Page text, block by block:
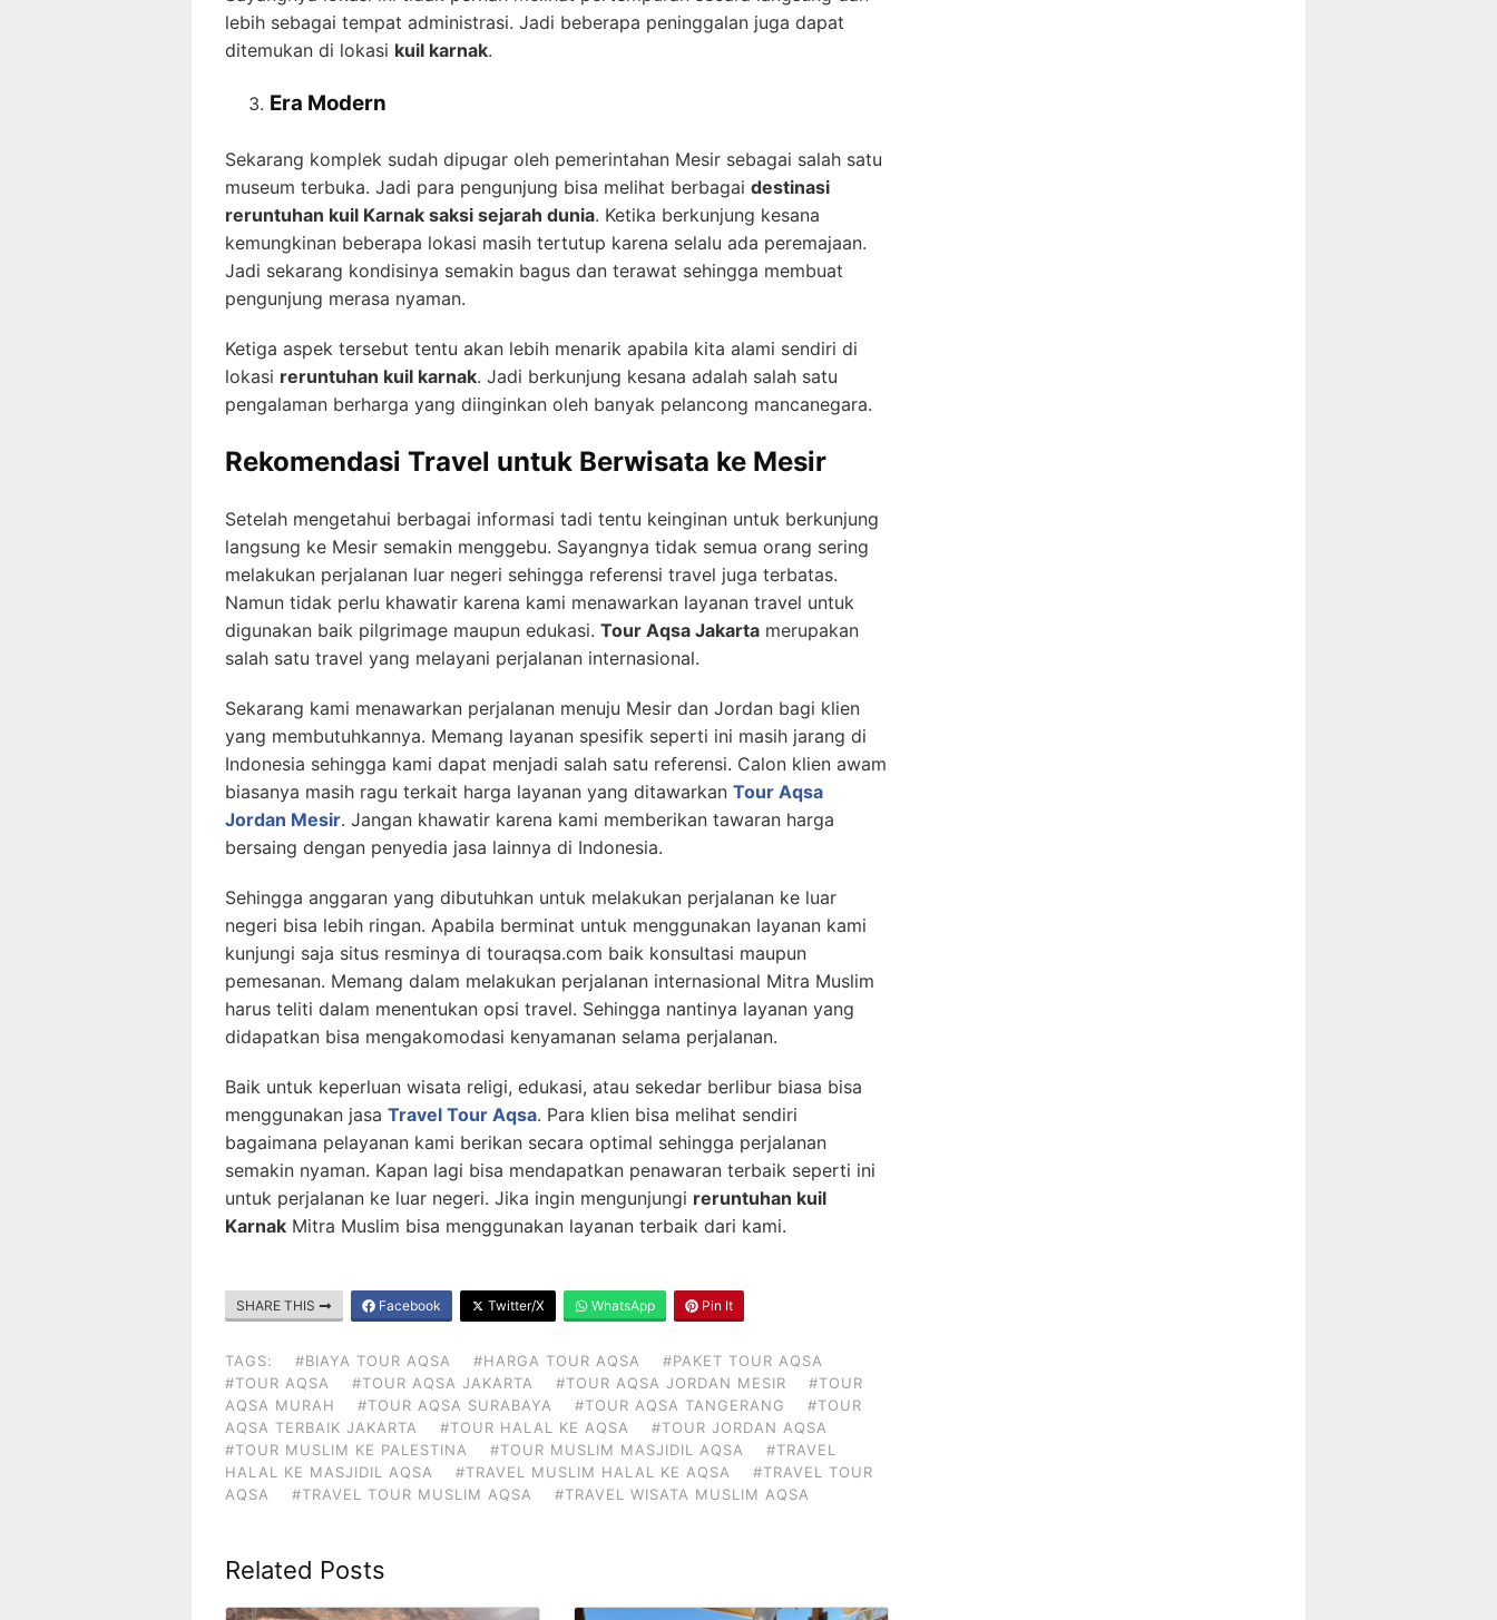
lebih sebagai tempat administrasi. Jadi beberapa peninggalan juga dapat
ditemukan di lokasi kuil karnak.
Era Modern
Sekarang komplek sudah dipugar oleh pemerintahan Mesir sebagai salah satu
museum terbuka. Jadi para pengunjung bisa melihat berbagai destinasi
reruntuhan kuil Karnak saksi sejarah dunia. Ketika berkunjung kesana
kemungkinan beberapa lokasi masih tertutup karena selalu ada peremajaan.
Jadi sekarang kondisinya semakin bagus dan terawat sehingga membuat
pengunjung merasa nyaman.
Ketiga aspek tersebut tentu akan lebih menarik apabila kita alami sendiri di
lokasi reruntuhan kuil karnak. Jadi berkunjung kesana adalah salah satu
pengalaman berharga yang diinginkan oleh banyak pelancong mancanegara.
Rekomendasi Travel untuk Berwisata ke Mesir
Setelah mengetahui berbagai informasi tadi tentu keinginan untuk berkunjung
langsung ke Mesir semakin menggebu. Sayangnya tidak semua orang sering
melakukan perjalanan luar negeri sehingga referensi travel juga terbatas.
Namun tidak perlu khawatir karena kami menawarkan layanan travel untuk
digunakan baik pilgrimage maupun edukasi. Tour Aqsa Jakarta merupakan
salah satu travel yang melayani perjalanan internasional.
Sekarang kami menawarkan perjalanan menuju Mesir dan Jordan bagi klien
yang membutuhkannya. Memang layanan spesifik seperti ini masih jarang di
Indonesia sehingga kami dapat menjadi salah satu referensi. Calon klien awam
biasanya masih ragu terkait harga layanan yang ditawarkan Tour Aqsa
Jordan Mesir. Jangan khawatir karena kami memberikan tawaran harga
bersaing dengan penyedia jasa lainnya di Indonesia.
Sehingga anggaran yang dibutuhkan untuk melakukan perjalanan ke luar
negeri bisa lebih ringan. Apabila berminat untuk menggunakan layanan kami
kunjungi saja situs resminya di touraqsa.com baik konsultasi maupun
pemesanan. Memang dalam melakukan perjalanan internasional Mitra Muslim
harus teliti dalam menentukan opsi travel. Sehingga nantinya layanan yang
didapatkan bisa mengakomodasi kenyamanan selama perjalanan.
Baik untuk keperluan wisata religi, edukasi, atau sekedar berlibur biasa bisa
menggunakan jasa Travel Tour Aqsa. Para klien bisa melihat sendiri
bagaimana pelayanan kami berikan secara optimal sehingga perjalanan
semakin nyaman. Kapan lagi bisa mendapatkan penawaran terbaik seperti ini
untuk perjalanan ke luar negeri. Jika ingin mengunjungi reruntuhan kuil
Karnak Mitra Muslim bisa menggunakan layanan terbaik dari kami.
SHARE THIS Facebook Twitter/X WhatsApp Pin It
TAGS: #BIAYA TOUR AQSA #HARGA TOUR AQSA
#PAKET TOUR AQSA
#TOUR AQSA
#TOUR AQSA JAKARTA #TOUR AQSA JORDAN MESIR
#TOUR
AQSA MURAH
#TOUR AQSA SURABAYA #TOUR AQSA TANGERANG
#TOUR
AQSA TERBAIK JAKARTA
#TOUR HALAL KE AQSA
#TOUR JORDAN AQSA
#TOUR MUSLIM KE PALESTINA
#TOUR MUSLIM MASJIDIL AQSA
#TRAVEL
HALAL KE MASJIDIL AQSA
#TRAVEL MUSLIM HALAL KE AQSA
#TRAVEL TOUR
AQSA
#TRAVEL TOUR MUSLIM AQSA #TRAVEL WISATA MUSLIM AQSA
Related Posts